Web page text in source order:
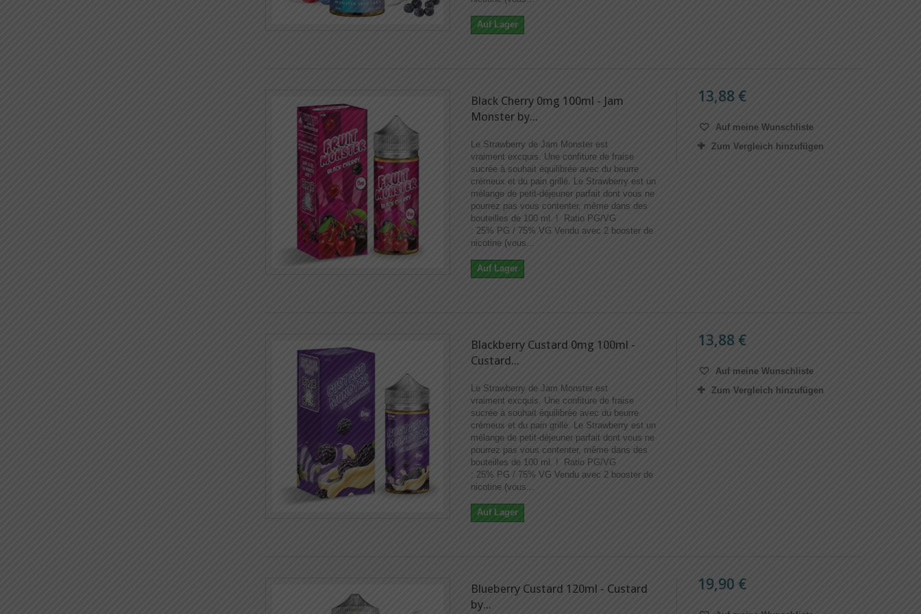
Auf Lager
Black Cherry 0mg 100ml - Jam
Monster by...
Le Strawberry de Jam Monster est
vraiment excquis. Une confiture de fraise
sucrée à souhait équilibrée avec du beurre
crémeux et du pain grillé. Le Strawberry est un
mélange de petit-déjeuner parfait dont vous ne
pourrez pas vous contenter, même dans des
bouteilles de 100 ml. ! Ratio PG/VG
: 25% PG / 75% VG Vendu avec 2 booster de
nicotine (vous...
Auf Lager
13,88 €
Auf meine Wunschliste
Zum Vergleich hinzufügen
Blackberry Custard 0mg 100ml -
Custard...
Le Strawberry de Jam Monster est
vraiment excquis. Une confiture de fraise
sucrée à souhait équilibrée avec du beurre
crémeux et du pain grillé. Le Strawberry est un
mélange de petit-déjeuner parfait dont vous ne
pourrez pas vous contenter, même dans des
bouteilles de 100 ml. ! Ratio PG/VG
: 25% PG / 75% VG Vendu avec 2 booster de
nicotine (vous...
Auf Lager
13,88 €
Auf meine Wunschliste
Zum Vergleich hinzufügen
Blueberry Custard 120ml - Custard
by...
19,90 €